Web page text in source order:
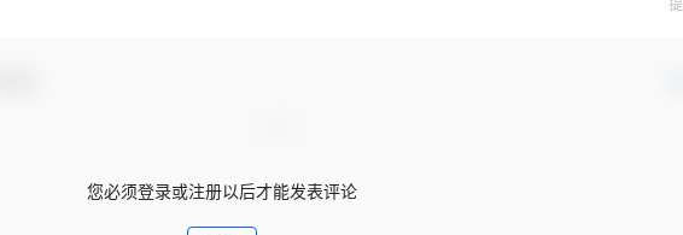
您必须登录或注册以后才能发表评论